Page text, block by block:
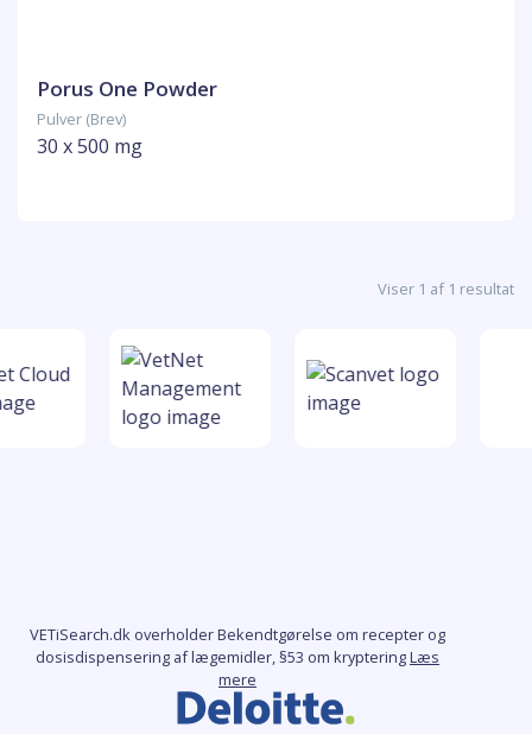
Porus One Powder
Pulver (Brev)
30 x 500 mg
Viser 1 af 1 resultat
VETiSearch.dk overholder Bekendtgørelse om recepter og
dosisdispensering af lægemidler, §53 om krypteringLæs
mere